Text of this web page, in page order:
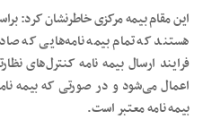
این مقام بیمه مرکزی خاطرنشان کرد:
هستند که تمام بیمه نامه‌هایی که
فرایند ارسال بیمه نامه کنترل‌های
اعمال می‌شود و در صورتی که بیمه
بیمه نامه معتبر است.